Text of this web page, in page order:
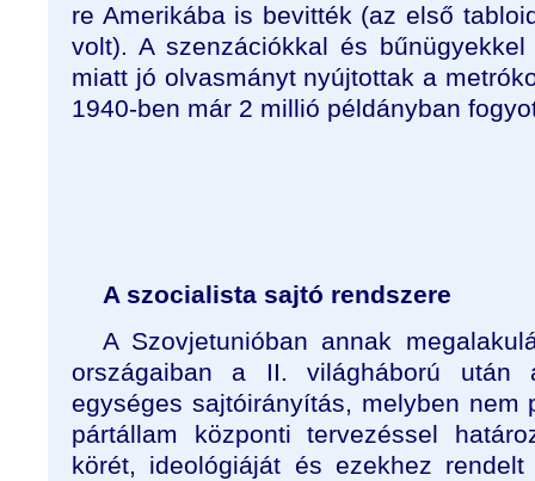
re Amerikába is bevitték (az első
volt). A szenzációkkal és
miatt jó olvasmányt nyújtottak a
1940-ben már 2 millió példányban
A szocialista sajtó rendszere
A Szovjetunióban annak
országaiban a II. világháború után
egységes sajtóirányítás, melyben nem
pártállam központi tervezéssel
körét, ideológiáját és ezekhez